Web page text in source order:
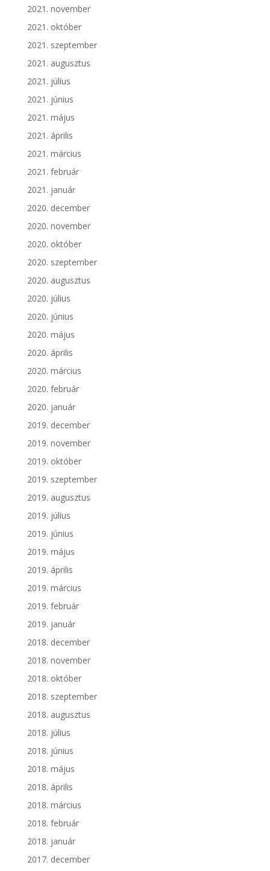
2021. november
2021. október
2021. szeptember
2021. augusztus
2021. július
2021. június
2021. május
2021. április
2021. március
2021. február
2021. január
2020. december
2020. november
2020. október
2020. szeptember
2020. augusztus
2020. július
2020. június
2020. május
2020. április
2020. március
2020. február
2020. január
2019. december
2019. november
2019. október
2019. szeptember
2019. augusztus
2019. július
2019. június
2019. május
2019. április
2019. március
2019. február
2019. január
2018. december
2018. november
2018. október
2018. szeptember
2018. augusztus
2018. július
2018. június
2018. május
2018. április
2018. március
2018. február
2018. január
2017. december